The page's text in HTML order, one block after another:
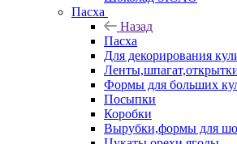
Пасха
Назад
Пасха
Для декорирования
Формы для больших
Посыпки
Коробки
Вырубки,формы для